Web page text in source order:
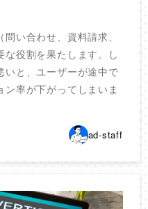
い合わせ、資料請求、
役割を果たします。し
いと、ユーザーが途中で
率が下がってしまいま
ad-staff